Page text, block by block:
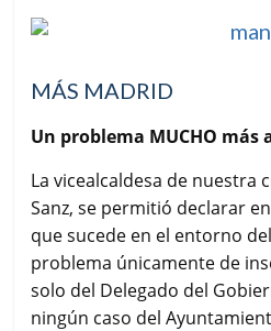
MÁS MADRID
Un problema MUCHO más
La vicealcaldesa de nuestra
Sanz, se permitió declarar
que sucede en el entorno
problema únicamente de
solo del Delegado del
ningún caso del